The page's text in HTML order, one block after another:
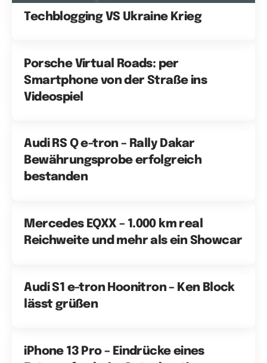
Techblogging VS Ukraine Krieg
Porsche Virtual Roads: per
Smartphone von der Straße ins
Videospiel
Audi RS Q e-tron – Rally Dakar
Bewährungsprobe erfolgreich
bestanden
Mercedes EQXX – 1.000 km real
Reichweite und mehr als ein Showcar
Audi S1 e-tron Hoonitron – Ken Block
lässt grüßen
iPhone 13 Pro – Eindrücke eines